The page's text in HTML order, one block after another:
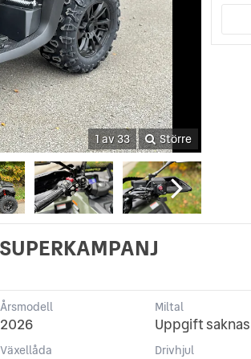
1 av 33 Större
Årsmodell
2026
Miltal
Uppgift saknas
Växellåda Drivhjul